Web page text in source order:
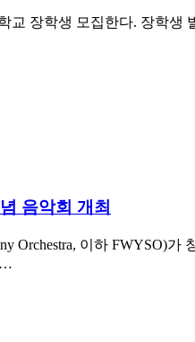
교 장학생 모집한다. 장학생
음악회 개최
Orchestra, 이하 FWYSO)